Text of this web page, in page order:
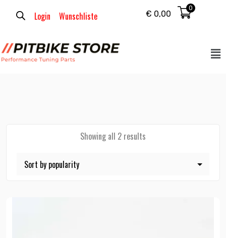
Login Wunschliste € 0,00
0
Showing all 2 results